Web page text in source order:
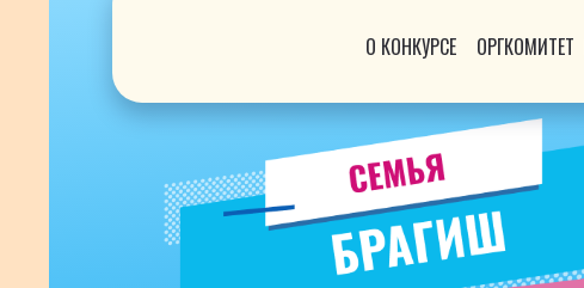
О КОНКУРСЕ ОРГКОМИТЕТ